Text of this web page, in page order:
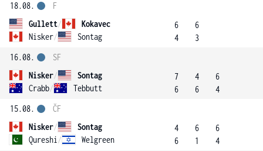
18.08.
Gullett/
Kokavec
Nisker/ Sontag
F
6
4
6
3
16.08.
Nisker/
Sontag
Crabb/ Tebbutt
SF
7
6
4
6
6
4
15.08.
Nisker/
Sontag
Qureshi / Welgreen
ČF
4
6
6
1
6
4